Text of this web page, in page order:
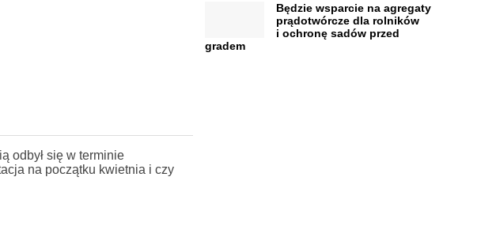
odbył się w terminie
na początku kwietnia i czy
Będzie wsparcie na agregaty
prądotwórcze dla rolników
i ochronę sadów przed
gradem